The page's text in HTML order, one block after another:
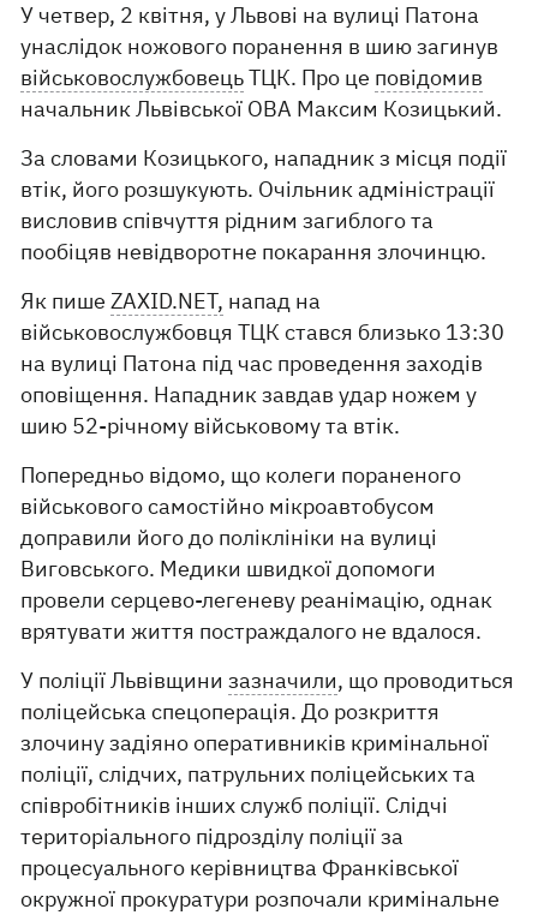
У четвер, 2 квітня, у Львові на вулиці Патона
унаслідок ножового поранення в шию загинув
військовослужбовецьТЦК. Про це повідомив
начальник Львівської ОВА Максим Козицький.
За словами Козицького, нападник з місця події
втік, його розшукують. Очільник адміністрації
висловив співчуття рідним загиблого та
пообіцяв невідворотне покарання злочинцю.
Як пишеZAXID.NET, напад на
військовослужбовця ТЦК стався близько 13:30
на вулиці Патона під час проведення заходів
оповіщення. Нападник завдав удар ножем у
шию 52-річному військовому та втік.
Попередньо відомо, що колеги пораненого
військового самостійно мікроавтобусом
доправили його до поліклініки на вулиці
Виговського. Медики швидкої допомоги
провели серцево-легеневу реанімацію, однак
врятувати життя постраждалого не вдалося.
У поліції Львівщинизазначили, що проводиться
поліцейська спецоперація. До розкриття
злочину задіяно оперативників кримінальної
поліції, слідчих, патрульних поліцейських та
співробітників інших служб поліції. Слідчі
територіального підрозділу поліції за
процесуального керівництва Франківської
окружної прокуратури розпочали кримінальне